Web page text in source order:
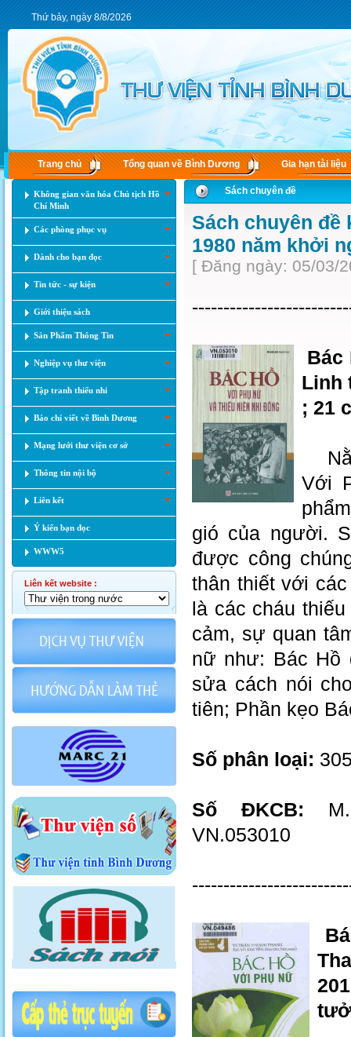
Thứ bảy, ngày 8/8/2026
Trang chủ Tổng quan về Bình Dương Gia hạn tài liệu
Không gian văn hóa Chủ tịch Hồ
Chí Minh
Các phòng phục vụ
Dành cho bạn đọc
Tin tức - sự kiện
Giới thiệu sách
Sản Phẩm Thông Tin
Nghiệp vụ thư viện
Tập tranh thiếu nhi
Báo chí viết về Bình Dương
Mạng lưới thư viện cơ sở
Thông tin nội bộ
Liên kết
Ý kiến bạn đọc
WWW5
Liên kết website :
Sách chuyên đề
Sách chuyên đề
1980 năm khởi
[ Đăng ngày: 05/03/
Bác
Linh
; 21
Với
gió của người.
được công
thân thiết với
là các cháu
cảm, sự quan
nữ như: Bác Hồ
sửa cách nói
tiên; Phần kẹo
Số phân loại:
Số ĐKCB:
VN.053010